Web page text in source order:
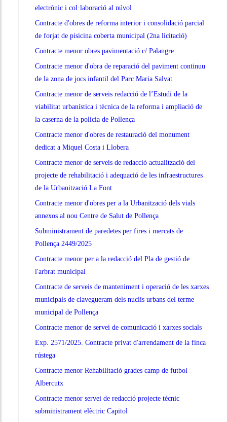
electrònic i col·laboració al núvol
Contracte d'obres de reforma interior i consolidació parcial
de forjat de pisicina coberta municipal (2na licitació)
Contracte menor obres pavimentació c/ Palangre
Contracte menor d'obra de reparació del paviment continuu
de la zona de jocs infantil del Parc Maria Salvat
Contracte menor de serveis redacció de l’Estudi de la
viabilitat urbanística i tècnica de la reforma i ampliació de
la caserna de la policia de Pollença
Contracte menor d'obres de restauració del monument
dedicat a Miquel Costa i Llobera
Contracte menor de serveis de redacció actualització del
projecte de rehabilitació i adequació de les infraestructures
de la Urbanització La Font
Contracte menor d'obres per a la Urbanització dels vials
annexos al nou Centre de Salut de Pollença
Subministrament de paredetes per fires i mercats de
Pollença 2449/2025
Contracte menor per a la redacció del Pla de gestió de
l'arbrat municipal
Contracte de serveis de manteniment i operació de les xarxes
municipals de clavegueram dels nuclis urbans del terme
municipal de Pollença
Contracte menor de servei de comunicació i xarxes socials
Exp. 2571/2025. Contracte privat d'arrendament de la finca
rústega
Contracte menor Rehabilitació grades camp de futbol
Albercutx
Contracte menor servei de redacció projecte tècnic
subministrament elèctric Capitol